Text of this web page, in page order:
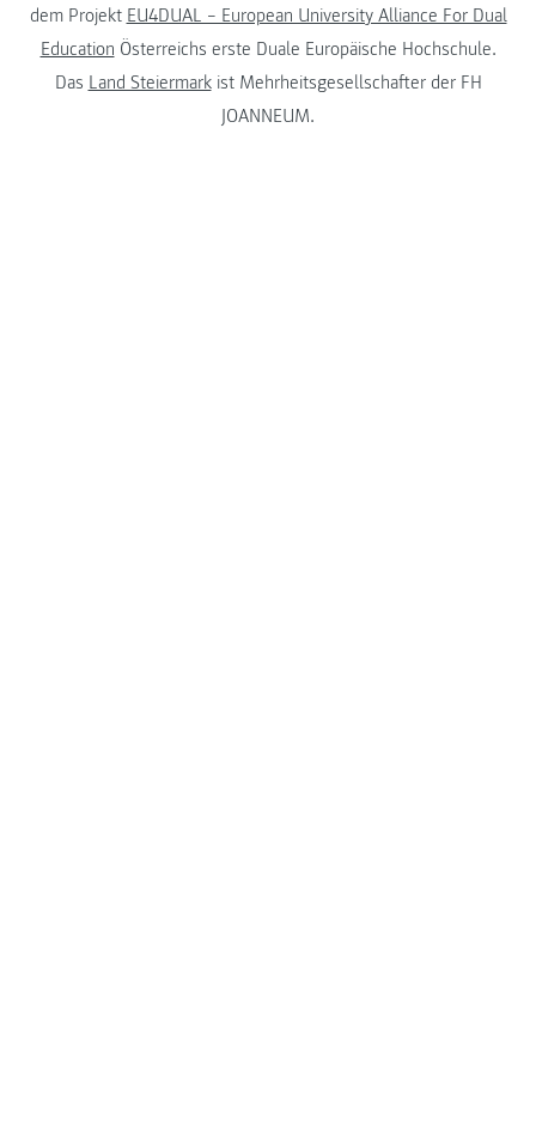
dem Projekt EU4DUAL – European University Alliance For Dual
Education Österreichs erste Duale Europäische Hochschule.
Das Land Steiermarkist Mehrheitsgesellschafter der FH
JOANNEUM.